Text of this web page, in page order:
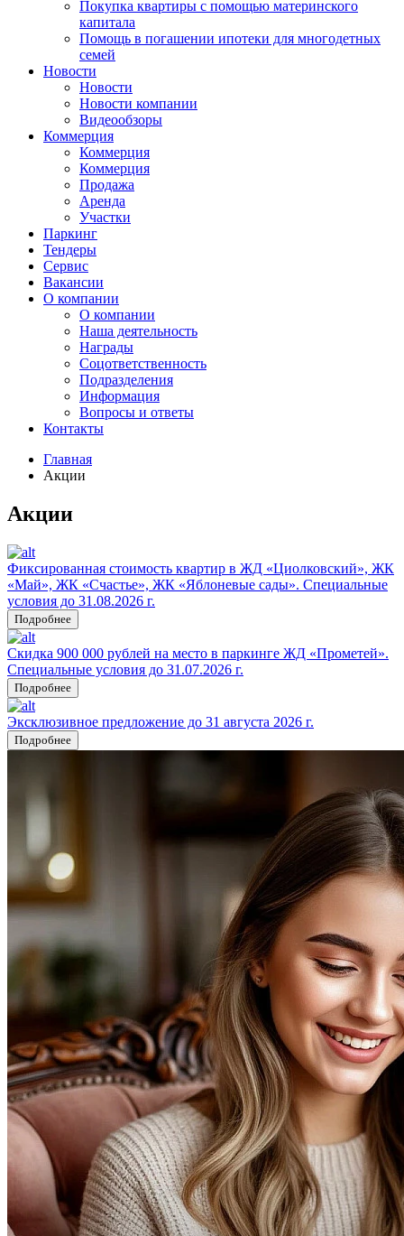
Покупка квартиры с помощью материнского
капитала
Помощь в погашении ипотеки для многодетных
семей
Новости
Новости
Новости компании
Видеообзоры
Коммерция
Коммерция
Коммерция
Продажа
Аренда
Участки
Паркинг
Тендеры
Сервис
Вакансии
О компании
О компании
Наша деятельность
Награды
Соцответственность
Подразделения
Информация
Вопросы и ответы
Контакты
Главная
Акции
Акции
Фиксированная стоимость квартир в ЖД «Циолковский», ЖК
«Май», ЖК «Счастье», ЖК «Яблоневые сады». Специальные
условия до 31.08.2026 г.
Подробнее
Скидка 900 000 рублей на место в паркинге ЖД «Прометей».
Специальные условия до 31.07.2026 г.
Подробнее
Эксклюзивное предложение до 31 августа 2026 г.
Подробнее